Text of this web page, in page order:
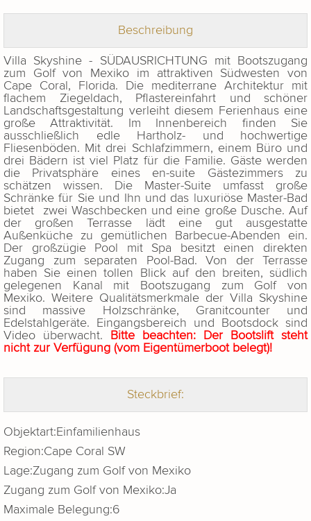
Beschreibung
Villa Skyshine - SÜDAUSRICHTUNG mit Bootszugang
zum Golf von Mexiko im attraktiven Südwesten von
Cape Coral, Florida. Die mediterrane Architektur mit
flachem Ziegeldach, Pflastereinfahrt und schöner
Landschaftsgestaltung verleiht diesem Ferienhaus eine
große Attraktivität. Im Innenbereich finden Sie
ausschließlich edle Hartholz- und hochwertige
Fliesenböden. Mit drei Schlafzimmern, einem Büro und
drei Bädern ist viel Platz für die Familie. Gäste werden
die Privatsphäre eines en-suite Gästezimmers zu
schätzen wissen. Die Master-Suite umfasst große
Schränke für Sie und Ihn und das luxuriöse Master-Bad
bietet zwei Waschbecken und eine große Dusche. Auf
der großen Terrasse lädt eine gut ausgestatte
Außenküche zu gemütlichen Barbecue-Abenden ein.
Der großzügie Pool mit Spa besitzt einen direkten
Zugang zum separaten Pool-Bad. Von der Terrasse
haben Sie einen tollen Blick auf den breiten, südlich
gelegenen Kanal mit Bootszugang zum Golf von
Mexiko. Weitere Qualitätsmerkmale der Villa Skyshine
sind massive Holzschränke, Granitcounter und
Edelstahlgeräte. Eingangsbereich und Bootsdock sind
Video überwacht. Bitte beachten: Der Bootslift steht
nicht zur Verfügung (vom Eigentümerboot belegt)!
Steckbrief:
Objektart:Einfamilienhaus
Region:Cape Coral SW
Lage:Zugang zum Golf von Mexiko
Zugang zum Golf von Mexiko:Ja
Maximale Belegung:6